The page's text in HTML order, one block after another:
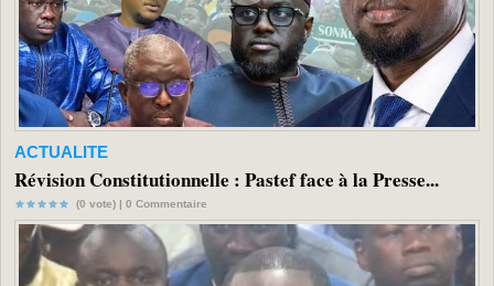
ACTUALITE
Révision Constitutionnelle : Pastef face à la Presse...
(0 vote) | 0 Commentaire